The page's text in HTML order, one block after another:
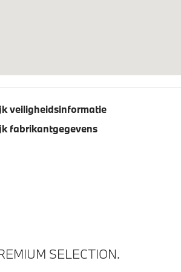
en onderstel
(Mode 3, 22kW)
veiligheidsinformatie
fabrikantgegevens
SELECTION.